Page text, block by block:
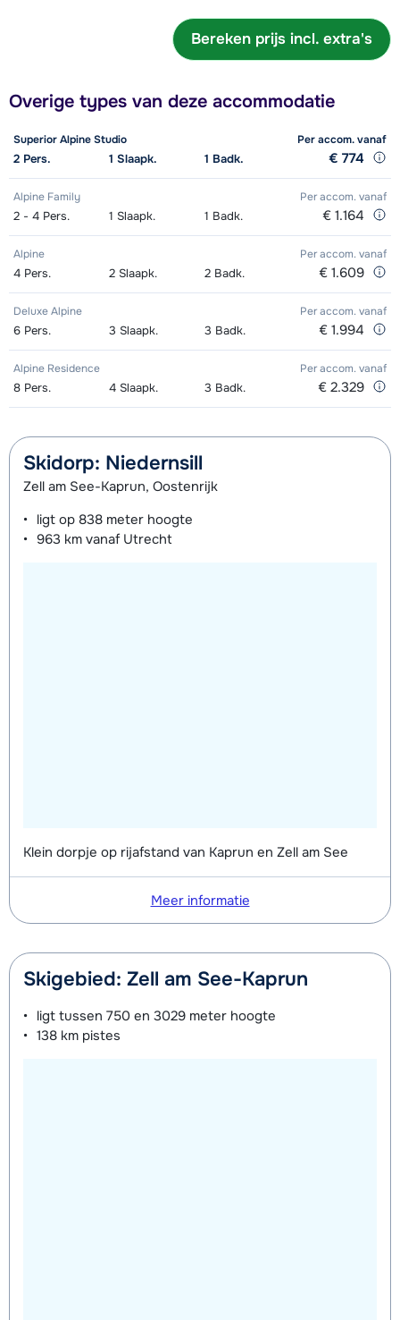
Bereken prijs incl. extra's
Overige types van deze accommodatie
Superior Alpine Studio Per accom.vanaf
2 Pers. 1 Slaapk. 1 Badk. € 774
Alpine Family Per accom. vanaf
2 - 4 Pers. 1 Slaapk. 1 Badk. € 1.164
Alpine Per accom. vanaf
4 Pers. 2 Slaapk. 2 Badk. € 1.609
Deluxe Alpine Per accom. vanaf
6 Pers. 3 Slaapk. 3 Badk. € 1.994
Alpine Residence Per accom. vanaf
8 Pers. 4 Slaapk. 3 Badk. € 2.329
Skidorp: Niedernsill
Zell am See-Kaprun, Oostenrijk
ligt op 838 meter hoogte
963 km vanaf Utrecht
Klein dorpje op rijafstand van Kaprun en Zell am See
Meer informatie
Skigebied: Zell am See-Kaprun
ligt tussen 750 en 3029 meter hoogte
138 km pistes